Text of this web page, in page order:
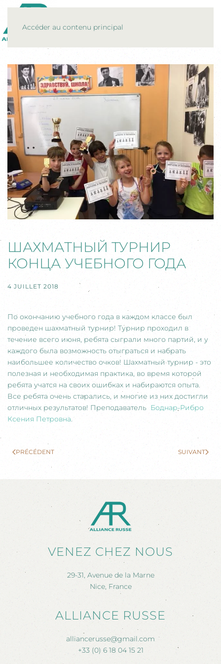
Accéder au contenu principal
ШАХМАТНЫЙ ТУРНИР
КОНЦА УЧЕБНОГО ГОДА
4 JUILLET 2018
По окончанию учебного года в каждом классе был
проведен шахматный турнир! Турнир проходил в
течение всего июня, ребята сыграли много партий, и у
каждого была возможность отыграться и набрать
наибольшее количество очков! Шахматный турнир - это
полезная и необходимая практика, во время которой
ребята учатся на своих ошибках и набираются опыта.
Все ребята очень старались, и многие из них достигли
отличных результатов! Преподаватель Боднар-Рибро
Ксения Петровна
PRÉCÉDENT SUIVANT
VENEZ CHEZ NOUS
29-31, Avenue de la Marne
Nice, France
ALLIANCE RUSSE
alliancerusse@gmail.com
+33 (0) 6 18 04 15 21